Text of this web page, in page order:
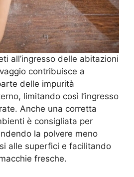
all’ingresso delle abitazioni
contribuisce a
delle impurità
limitando così l’ingresso
Anche una corretta
è consigliata per
la polvere meno
alle superfici e facilitando
fresche.